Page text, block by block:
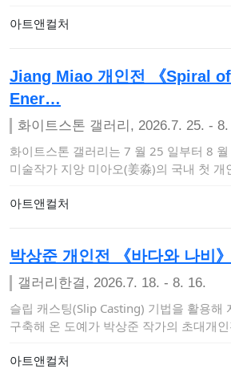
아트앤컬처
Jiang Miao 개인전 《Spiral of
Ener…
화이트스톤 갤러리, 2026.7. 25. - 8.
화이트스톤 갤러리는 7 월 25 일부터 8
미술작가 지앙 미아오(姜淼)의 국내 첫 개
아트앤컬처
박상준 개인전 《바다와 나비
갤러리한결, 2026.7. 18. - 8. 16.
슬립 캐스팅(Slip Casting) 기법을 활용해
구축해 온 도예가 박상준 작가의 초대개
아트앤컬처